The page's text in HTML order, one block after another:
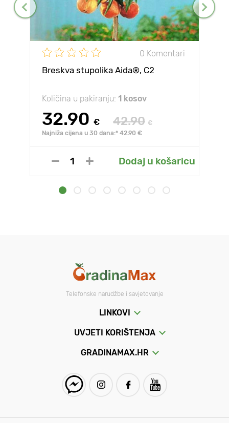
0 Komentari
Breskva stupolika Aida®, C2
Količina u pakiranju: 1 kosov
32.90 € 42.90 €
Najniža cijena u 30 dana:* 42.90 €
Dodaj u košaricu
Telefonske narudžbe i savjetovanje
LINKOVI
UVJETI KORIŠTENJA
GRADINAMAX.HR